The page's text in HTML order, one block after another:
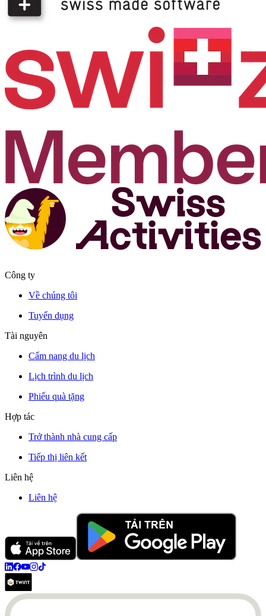
Công ty
Về chúng tôi
Tuyển dụng
Tài nguyên
Cẩm nang du lịch
Lịch trình du lịch
Phiếu quà tặng
Hợp tác
Trở thành nhà cung cấp
Tiếp thị liên kết
Liên hệ
Liên hệ